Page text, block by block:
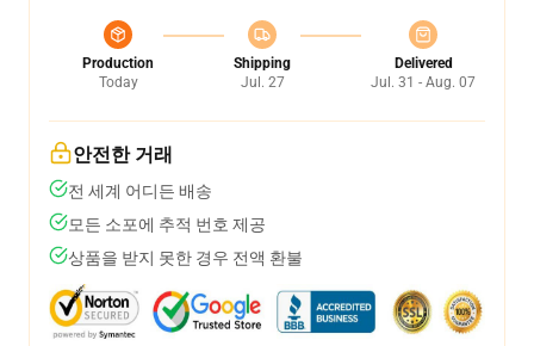
Production
Today
Shipping
Jul. 27
Delivered
Jul. 31 - Aug. 07
안전한 거래
전 세계 어디든 배송
모든 소포에 추적 번호 제공
상품을 받지 못한 경우 전액 환불